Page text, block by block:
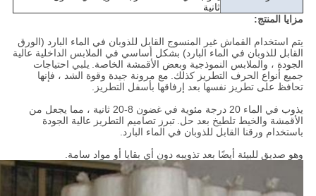
ثانية
مزايا المنتج:
يتم استخدام القماش غير المنسوج القابل للذوبان في الماء البارد (الورق
القابل للذوبان في الماء البارد) بشكل أساسي في الملابس الداخلية عالية
الجودة ، والملابس النموذجية وبعض الأقمشة الخاصة. يلبي احتياجات
جميع أنواع الحرف التطريز كذلك. مع مرونة جيدة وقوة الشد ، فإنها
تحافظ على تطريز نفسها بعد إرفاقها بأسفل التطريز.
يذوب في الماء 20 درجة مئوية في غضون 8-20 ثانية ، مما يجعل من
الأقمشة والخيط تلطيخ بعد حل. تبرز تصاميم التطريز عالية الجودة
باستخدام ورقنا القابل للذوبان في الماء البارد.
وهو صديق للبيئة أيضًا بعد تذويبه دون أي بقايا أو مواد سامة.